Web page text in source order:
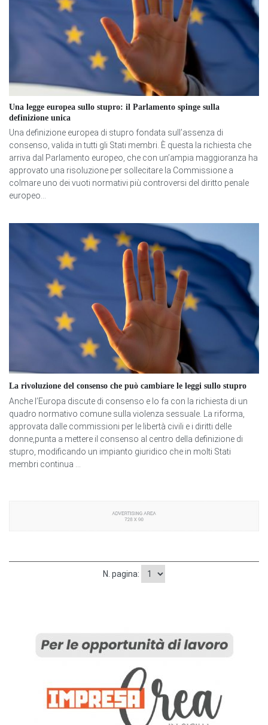
Una legge europea sullo stupro: il Parlamento spinge sulla
definizione unica
Una definizione europea di stupro fondata sull’assenza di
consenso, valida in tutti gli Stati membri. È questa la richiesta che
arriva dal Parlamento europeo, che con un’ampia maggioranza ha
approvato una risoluzione per sollecitare la Commissione a
colmare uno dei vuoti normativi più controversi del diritto penale
europeo...
La rivoluzione del consenso che può cambiare le leggi sullo stupro
Anche l’Europa discute di consenso e lo fa con la richiesta di un
quadro normativo comune sulla violenza sessuale. La riforma,
approvata dalle commissioni per le libertà civili e i diritti delle
donne,punta a mettere il consenso al centro della definizione di
stupro, modificando un impianto giuridico che in molti Stati
membri continua ...
N. pagina: